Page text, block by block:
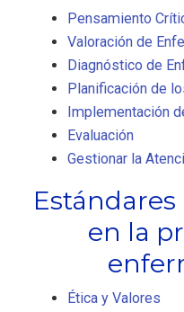
Pensamiento
Valoración de
Diagnóstico de
Planificación de
Implementación
Evaluación
Gestionar la
en la
Ética y Valores